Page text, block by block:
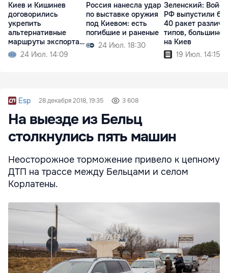
Киев и Кишинев
договорились
укрепить
альтернативные
маршруты экспорта
зерна24 Июл. 14:09
Россия нанесла удар
по выставке оружия
под Киевом: есть
погибшие и раненые
24 Июл. 18:30
Зеленский:
РФ выпустили
40 ракет
типов,
на Киев
19 Июл. 14:15
Esp 28 декабря 2018, 19:35 3 608
На выезде из Бельц
столкнулись пять машин
Неосторожное торможение привело к цепному
ДТП на трассе между Бельцами и селом
Корлатены.